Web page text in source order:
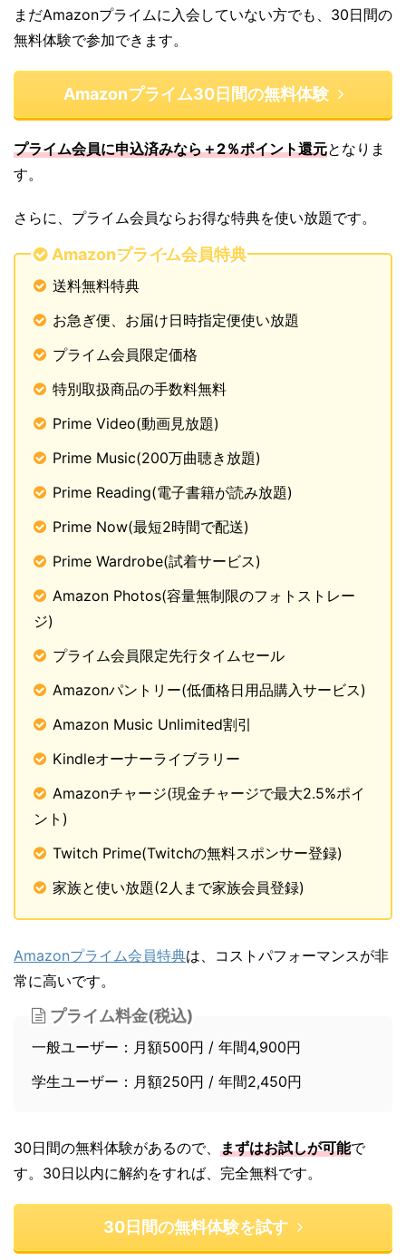
まだAmazonプライムに入会していない方でも、30日間の
無料体験で参加できます。
Amazonプライム30日間の無料体験
プライム会員に申込済みなら＋2％ポイント還元となりま
す。
さらに、プライム会員ならお得な特典を使い放題です。
Amazonプライム会員特典
送料無料特典
お急ぎ便、お届け日時指定便使い放題
プライム会員限定価格
特別取扱商品の手数料無料
Prime Video(動画見放題)
Prime Music(200万曲聴き放題)
Prime Reading(電子書籍が読み放題)
Prime Now(最短2時間で配送)
Prime Wardrobe(試着サービス)
Amazon Photos(容量無制限のフォトストレー
ジ)
プライム会員限定先行タイムセール
Amazonパントリー(低価格日用品購入サービス)
Amazon Music Unlimited割引
Kindleオーナーライブラリー
Amazonチャージ(現金チャージで最大2.5%ポイ
ント)
Twitch Prime(Twitchの無料スポンサー登録)
家族と使い放題(2人まで家族会員登録)
Amazonプライム会員特典は、コストパフォーマンスが非
常に高いです。
プライム料金(税込)
一般ユーザー：月額500円 / 年間4,900円
学生ユーザー：月額250円 / 年間2,450円
30日間の無料体験があるので、 まずはお試しが可能で
す。30日以内に解約をすれば、完全無料です。
30日間の無料体験を試す